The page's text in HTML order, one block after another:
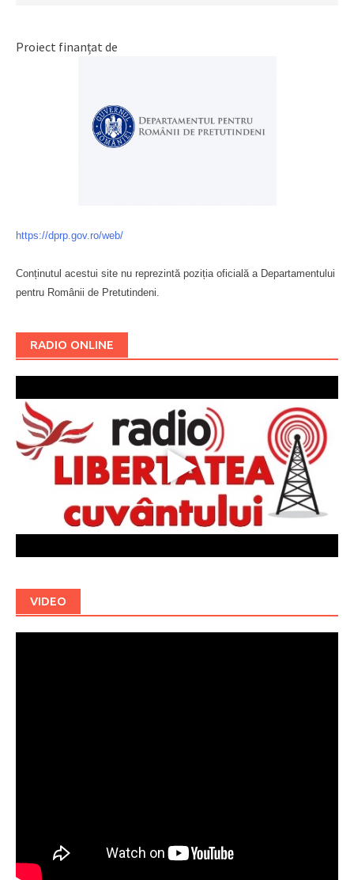
Proiect finanțat de
https://dprp.gov.ro/web/
Conținutul acestui site nu reprezintă poziția oficială a Departamentului
pentru Românii de Pretutindeni.
RADIO ONLINE
VIDEO